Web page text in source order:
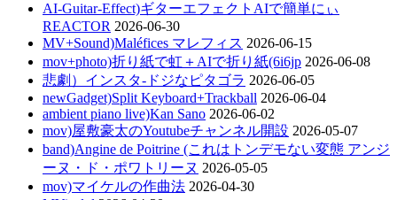
AI-Guitar-Effect)ギターエフェクトAIで簡単にぃ
REACTOR 2026-06-30
MV+Sound)Maléfices マレフィス 2026-06-15
mov+photo)折り紙で虹＋AIで折り紙(6i6jp 2026-06-08
悲劇）インスタ-ドジなピタゴラ 2026-06-05
newGadget)Split Keyboard+Trackball 2026-06-04
ambient piano live)Kan Sano 2026-06-02
mov)屋敷豪太のYoutubeチャンネル開設 2026-05-07
band)Angine de Poitrine (これはトンデモない変態 アンジ
ーヌ・ド・ポワトリーヌ 2026-05-05
mov)マイケルの作曲法 2026-04-30